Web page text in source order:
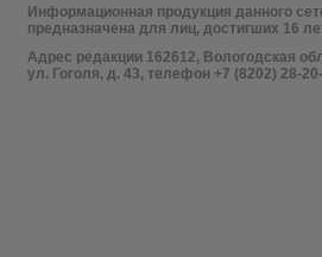
Информационная продукция данного
предназначена для лиц, достигших 16
Адрес редакции 162612, Вологодская
ул. Гоголя, д. 43, телефон +7 (8202) 28-